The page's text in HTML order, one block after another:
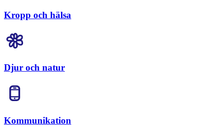
Kropp och hälsa
Djur och natur
Kommunikation